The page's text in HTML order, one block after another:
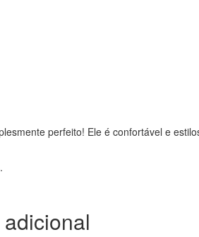
perfeito! Ele é confortável e